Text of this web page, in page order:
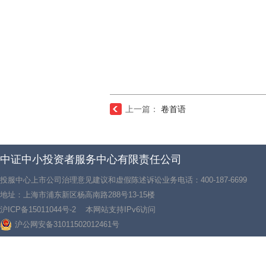
上一篇： 卷首语
中证中小投资者服务中心有限责任公司
投服中心上市公司治理意见建议和虚假陈述诉讼业务电话：400-187-6699
地址：上海市浦东新区杨高南路288号13-15楼
沪ICP备15011044号-2 本网站支持IPv6访问
沪公网安备31011502012461号